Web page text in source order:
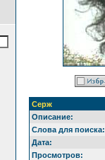
Серж
Описание:
Слова для поиска:
Дата:
Просмотров: